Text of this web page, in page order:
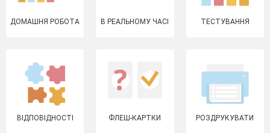
ДОМАШНЯ РОБОТА В РЕАЛЬНОМУ ЧАСІ ТЕСТУВАННЯ
ВІДПОВІДНОСТІ ФЛЕШ-КАРТКИ РОЗДРУКУВАТИ